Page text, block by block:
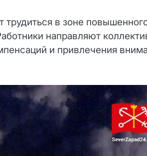
трудиться в зоне
направляют
и привлечения